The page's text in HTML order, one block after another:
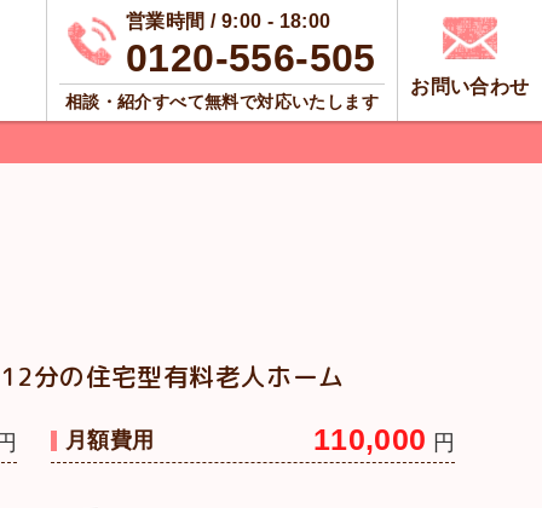
営業時間 / 9:00 - 18:00
0120-556-505
相談・紹介すべて無料で対応いたします
お問い合わせ
分の住宅型有料老人ホーム
月額費用 110,000 円